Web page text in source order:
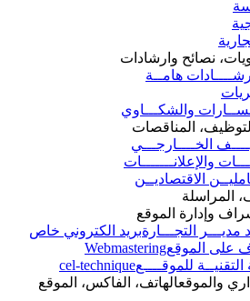
نصائح وارشادات
هامــة
والشكـــاوي
التوظيف، المناقصات
الخــــارجـــي
والإعلانـــــــات
الاقتصاديــن
المراسلة
وإدارة الموقع
مديـــر التجـــارةبريد الكتروني خاص
على الموقعWebmastering
التقنيــة للموقــــعcel-technique
والموقعالهاتف، الفاكس، الموقع